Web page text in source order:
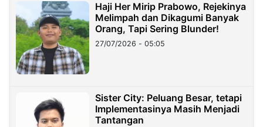
Haji Her Mirip Prabowo, Rejekinya
Melimpah dan Dikagumi Banyak
Orang, Tapi Sering Blunder!
27/07/2026 - 05:05
Sister City: Peluang Besar, tetapi
Implementasinya Masih Menjadi
Tantangan